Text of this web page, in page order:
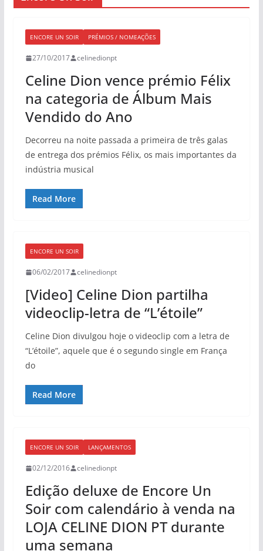
ENCORE UN SOIR PRÉMIOS / NOMEAÇÕES
27/10/2017 celinedionpt
Celine Dion vence prémio Félix
na categoria de Álbum Mais
Vendido do Ano
Decorreu na noite passada a primeira de três galas
de entrega dos prémios Félix, os mais importantes da
indústria musical
Read More
ENCORE UN SOIR
06/02/2017 celinedionpt
[Video] Celine Dion partilha
videoclip-letra de “L’étoile”
Celine Dion divulgou hoje o videoclip com a letra de
“L’étoile”, aquele que é o segundo single em França
do
Read More
ENCORE UN SOIR LANÇAMENTOS
02/12/2016 celinedionpt
Edição deluxe de Encore Un
Soir com calendário à venda na
LOJA CELINE DION PT durante
uma semana